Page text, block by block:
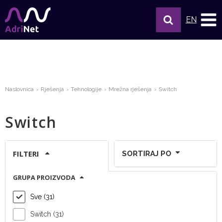
EN
Naslovnica Rješenja Tehnologije Mrežna rješenja Switch
Switch
FILTERI
GRUPA PROIZVODA
Sve (31)
Switch (31)
SORTIRAJ PO